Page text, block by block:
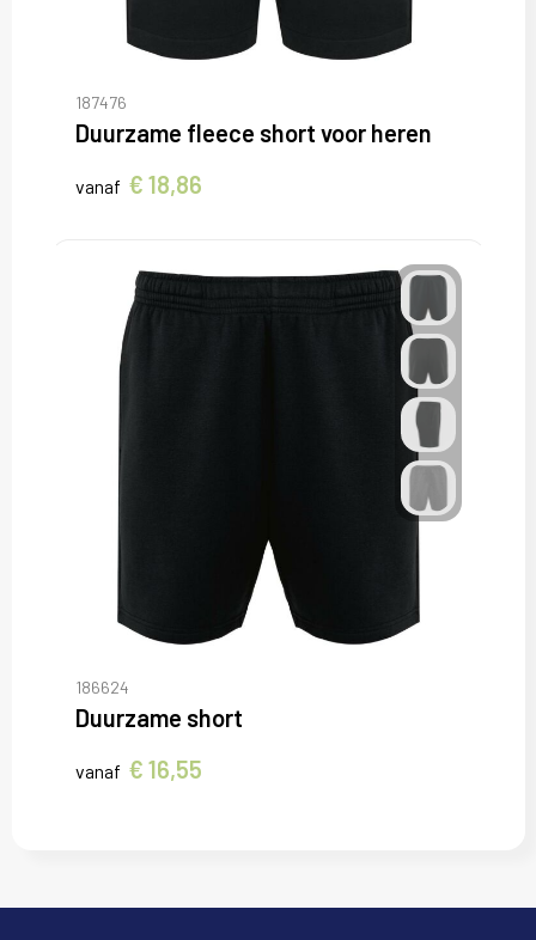
187476
Duurzame fleece short voor heren
vanaf € 18,86
186624
Duurzame short
vanaf € 16,55